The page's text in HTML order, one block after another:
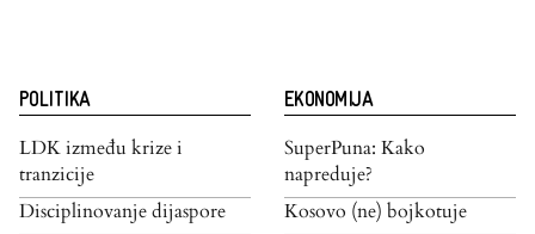
POLITIKA
LDK između krize i
tranzicije
Disciplinovanje dijaspore
EKONOMIJA
SuperPuna: Kako
napreduje?
Kosovo (ne) bojkotuje